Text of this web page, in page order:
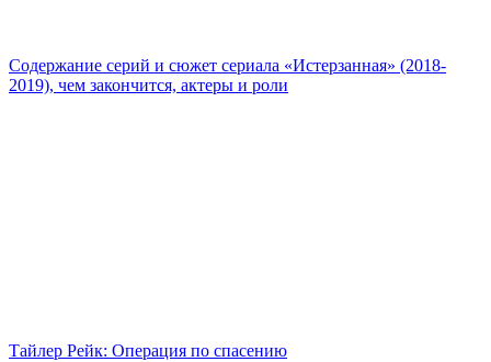
Содержание серий и сюжет сериала «Истерзанная» (2018-
2019), чем закончится, актеры и роли
Тайлер Рейк: Операция по спасению